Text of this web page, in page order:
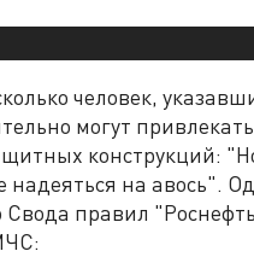
человек,
могут
конструкций:
на авось".
правил